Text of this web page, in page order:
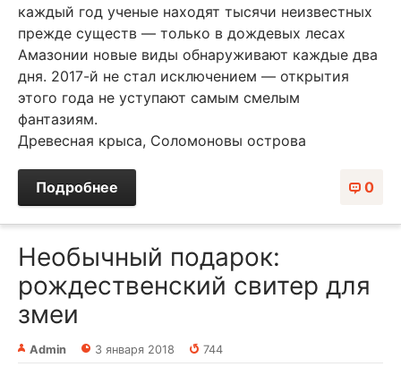
каждый год ученые находят тысячи неизвестных
прежде существ — только в дождевых лесах
Амазонии новые виды обнаруживают каждые два
дня. 2017-й не стал исключением — открытия
этого года не уступают самым смелым
фантазиям.
Древесная крыса, Соломоновы острова
0
Подробнее
Необычный подарок:
рождественский свитер для
змеи
Admin 3 января 2018
744